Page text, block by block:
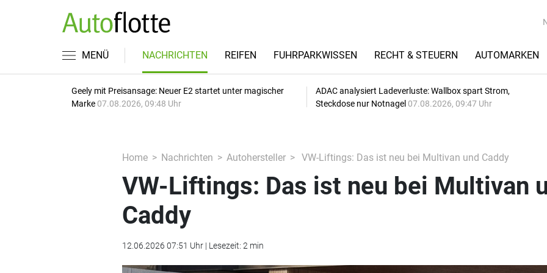
MENÜ NACHRICHTEN REIFEN FUHRPARKWISSEN RECHT & STEUERN AUTOMARKEN
Geely mit Preisansage: Neuer E2 startet unter magischer
Marke 07.08.2026, 09:48 Uhr
ADAC analysiert Ladeverluste: Wallbox spart Strom,
Steckdose nur Notnagel 07.08.2026, 09:47 Uhr
Home Nachrichten Autohersteller VW-Liftings: Das ist neu bei Multivan und Caddy
VW-Liftings: Das ist neu bei Multivan
Caddy
12.06.2026 07:51 Uhr | Lesezeit: 2 min